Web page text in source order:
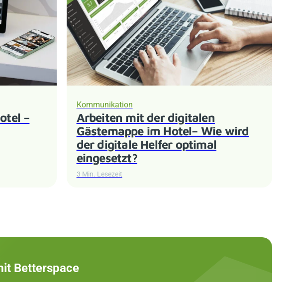
–
Kommunikation
Arbeiten mit der digitalen
Gästemappe im Hotel– Wie wird
der digitale Helfer optimal
eingesetzt?
3 Min. Lesezeit
Betterspace